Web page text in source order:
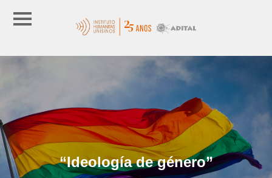
“Ideología de género”